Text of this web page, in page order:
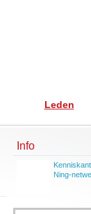
Leden
Info
Ning-